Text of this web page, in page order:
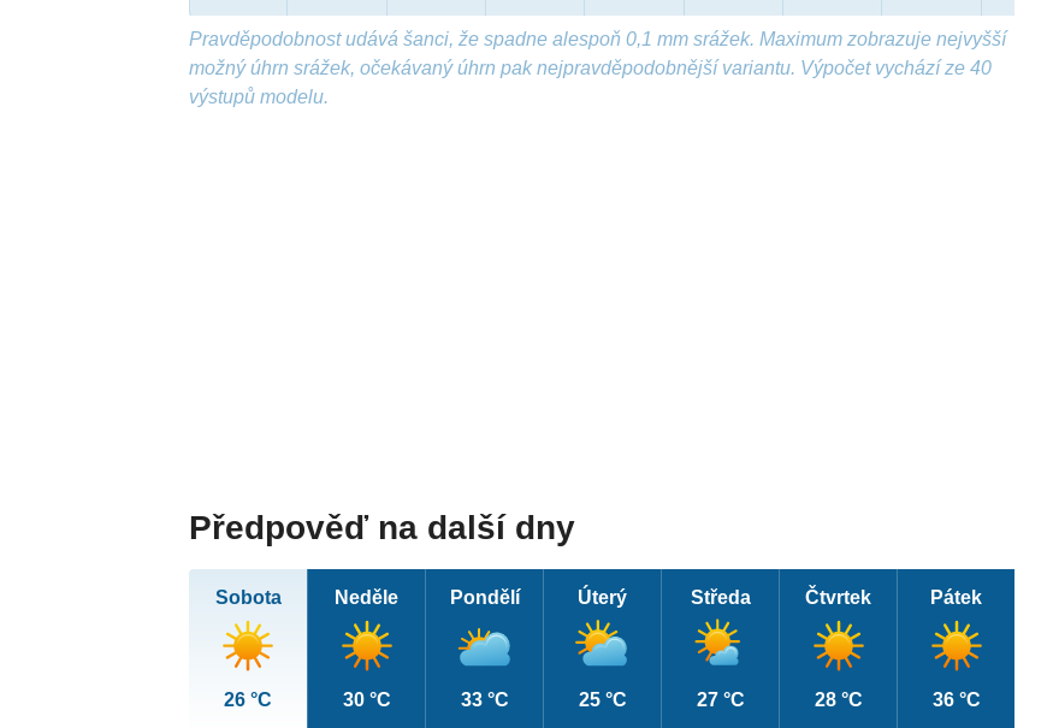
Pravděpodobnost udává šanci, že spadne alespoň 0,1 mm srážek. Maximum zobrazuje nejvyšší
možný úhrn srážek, očekávaný úhrn pak nejpravděpodobnější variantu. Výpočet vychází ze 40
výstupů modelu.
Předpověď na další dny
Sobota
26 °C
Neděle
30 °C
Pondělí
33 °C
Úterý
25 °C
Středa
27 °C
Čtvrtek
28 °C
Pátek
36 °C